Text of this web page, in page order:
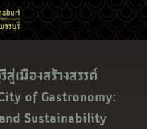
เมืองสร้างสรรค์
of Gastronomy:
Sustainability